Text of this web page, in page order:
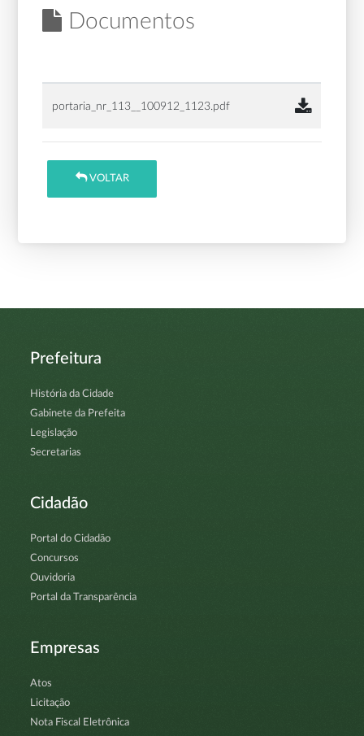
Documentos
portaria_nr_113__100912_1123.pdf
VOLTAR
Prefeitura
História da Cidade
Gabinete da Prefeita
Legislação
Secretarias
Cidadão
Portal do Cidadão
Concursos
Ouvidoria
Portal da Transparência
Empresas
Atos
Licitação
Nota Fiscal Eletrônica